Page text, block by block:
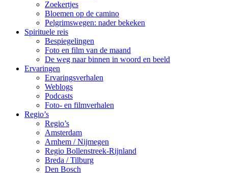
Zoekertjes
Bloemen op de camino
Pelgrimswegen: nader bekeken
Spirituele reis
Bespiegelingen
Foto en film van de maand
De weg naar binnen in woord en beeld
Ervaringen
Ervaringsverhalen
Weblogs
Podcasts
Foto- en filmverhalen
Regio’s
Regio’s
Amsterdam
Arnhem / Nijmegen
Regio Bollenstreek-Rijnland
Breda / Tilburg
Den Bosch